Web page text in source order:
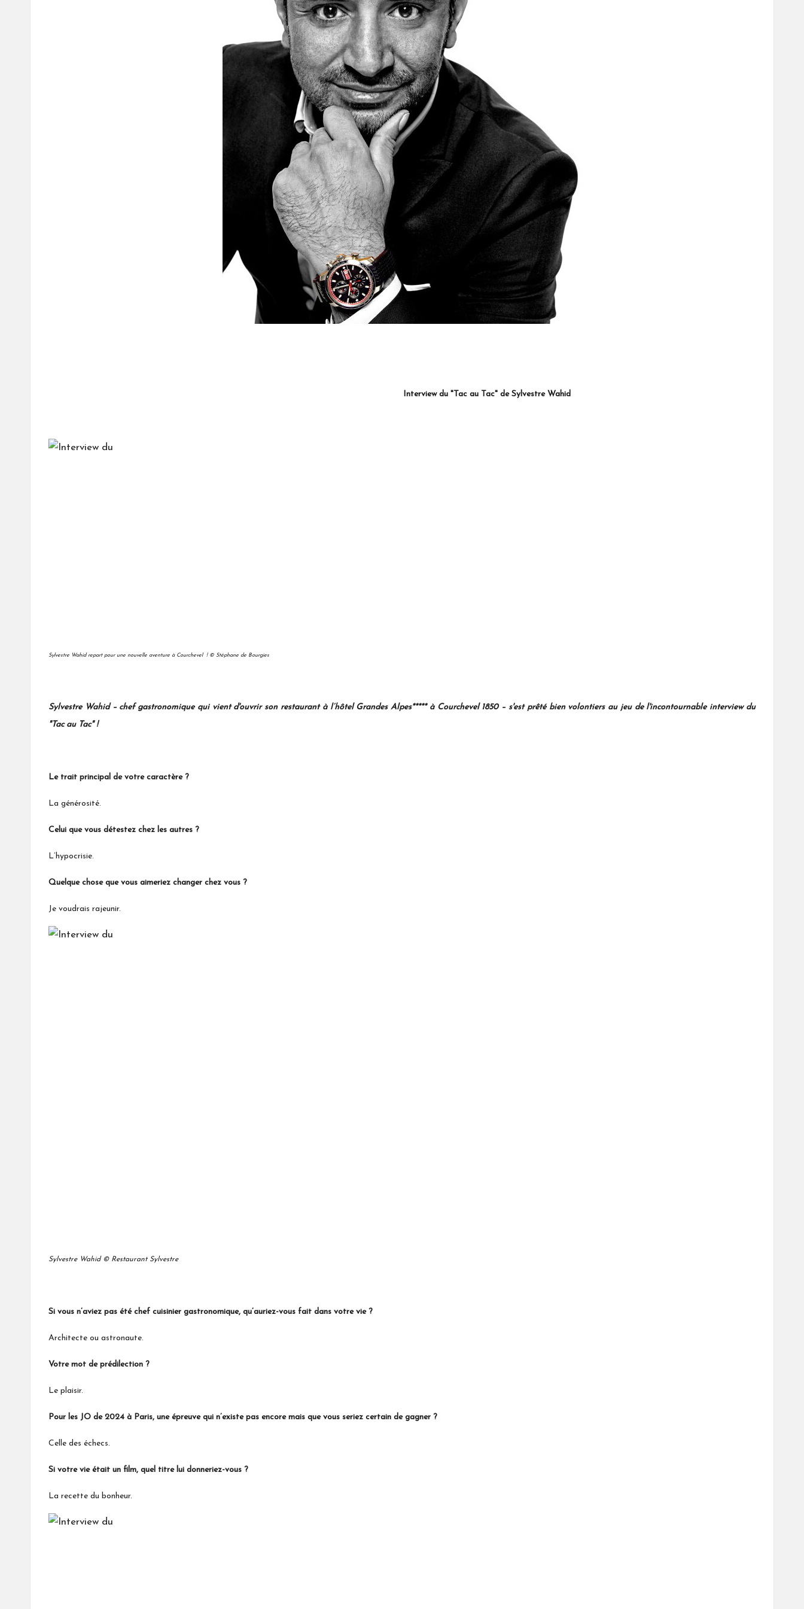
Interview du "Tac au Tac" de Sylvestre Wahid
Sylvestre Wahid repart pour une nouvelle aventure à Courchevel ! © Stéphane de Bourgies
Sylvestre Wahid – chef gastronomique qui vient d'ouvrir son restaurant à l’hôtel Grandes Alpes***** à Courchevel 1850 – s'est prêté bien volontiers au jeu de l'incontournable interview du
"Tac au Tac" !
Le trait principal de votre caractère ?
La générosité.
Celui que vous détestez chez les autres ?
L’hypocrisie.
Quelque chose que vous aimeriez changer chez vous ?
Je voudrais rajeunir.
Sylvestre Wahid © Restaurant Sylvestre
Si vous n’aviez pas été chef cuisinier gastronomique, qu’auriez-vous fait dans votre vie ?
Architecte ou astronaute.
Votre mot de prédilection ?
Le plaisir.
Pour les JO de 2024 à Paris, une épreuve qui n’existe pas encore mais que vous seriez certain de gagner ?
Celle des échecs.
Si votre vie était un film, quel titre lui donneriez-vous ?
La recette du bonheur.